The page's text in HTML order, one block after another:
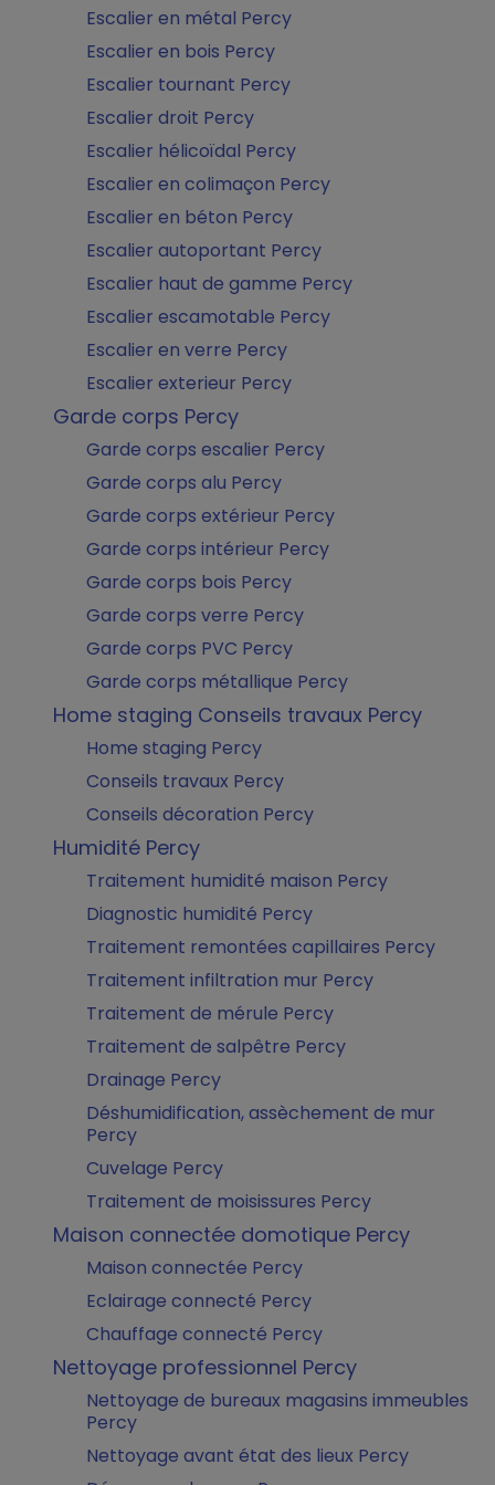
Escalier en métal Percy
Escalier en bois Percy
Escalier tournant Percy
Escalier droit Percy
Escalier hélicoïdal Percy
Escalier en colimaçon Percy
Escalier en béton Percy
Escalier autoportant Percy
Escalier haut de gamme Percy
Escalier escamotable Percy
Escalier en verre Percy
Escalier exterieur Percy
Garde corps Percy
Garde corps escalier Percy
Garde corps alu Percy
Garde corps extérieur Percy
Garde corps intérieur Percy
Garde corps bois Percy
Garde corps verre Percy
Garde corps PVC Percy
Garde corps métallique Percy
Home staging Conseils travaux Percy
Home staging Percy
Conseils travaux Percy
Conseils décoration Percy
Humidité Percy
Traitement humidité maison Percy
Diagnostic humidité Percy
Traitement remontées capillaires Percy
Traitement infiltration mur Percy
Traitement de mérule Percy
Traitement de salpêtre Percy
Drainage Percy
Déshumidification, assèchement de mur
Percy
Cuvelage Percy
Traitement de moisissures Percy
Maison connectée domotique Percy
Maison connectée Percy
Eclairage connecté Percy
Chauffage connecté Percy
Nettoyage professionnel Percy
Nettoyage de bureaux magasins immeubles
Percy
Nettoyage avant état des lieux Percy